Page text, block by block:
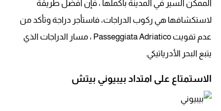
الممكن السير في المدينة بأكملها ، فإن أفضل طريقة
لاستكشافها هي ركوب الدراجات، فاستأجر دراجة وتأكد من
عدم تفويت Passeggiata Adriatico ، مسار الدراجات الذي
يتبع البحر الأدرياتيكي.
الاستمتاع على امتداد بيبيوني بيتش